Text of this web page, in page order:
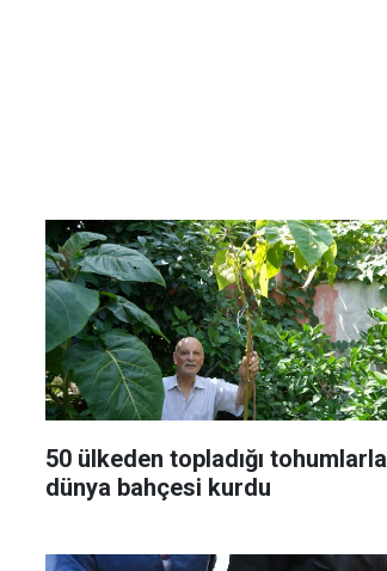
50 ülkeden topladığı tohumlarla
dünya bahçesi kurdu